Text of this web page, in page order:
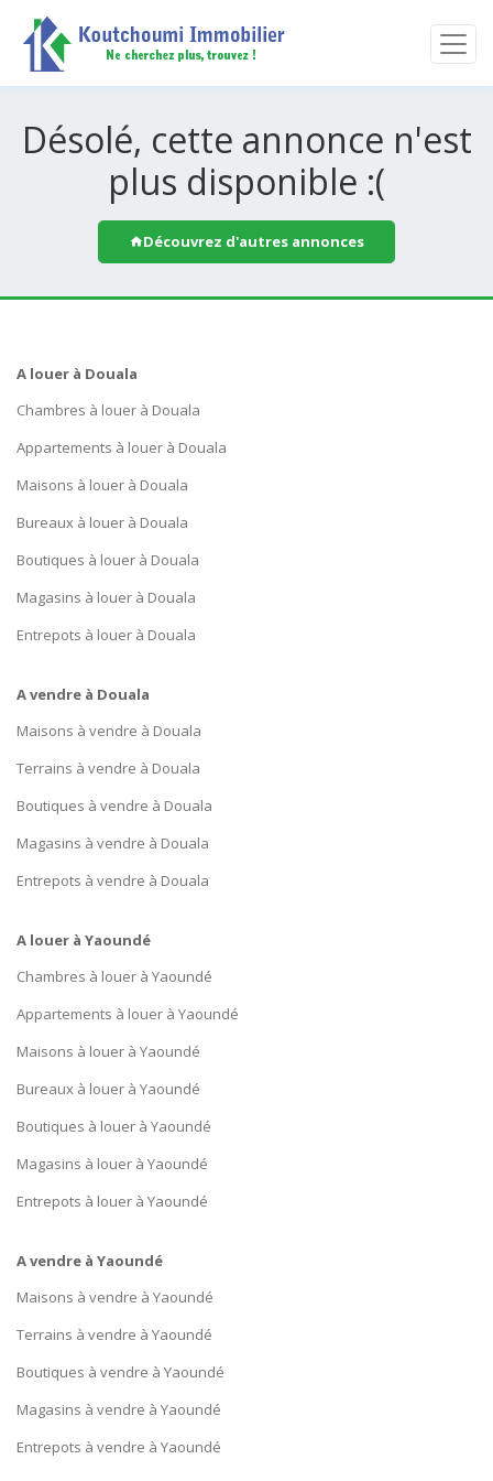
Désolé, cette annonce n'est
plus disponible :(
Découvrez d'autres annonces
A louer à Douala
Chambres à louer à Douala
Appartements à louer à Douala
Maisons à louer à Douala
Bureaux à louer à Douala
Boutiques à louer à Douala
Magasins à louer à Douala
Entrepots à louer à Douala
A vendre à Douala
Maisons à vendre à Douala
Terrains à vendre à Douala
Boutiques à vendre à Douala
Magasins à vendre à Douala
Entrepots à vendre à Douala
A louer à Yaoundé
Chambres à louer à Yaoundé
Appartements à louer à Yaoundé
Maisons à louer à Yaoundé
Bureaux à louer à Yaoundé
Boutiques à louer à Yaoundé
Magasins à louer à Yaoundé
Entrepots à louer à Yaoundé
A vendre à Yaoundé
Maisons à vendre à Yaoundé
Terrains à vendre à Yaoundé
Boutiques à vendre à Yaoundé
Magasins à vendre à Yaoundé
Entrepots à vendre à Yaoundé